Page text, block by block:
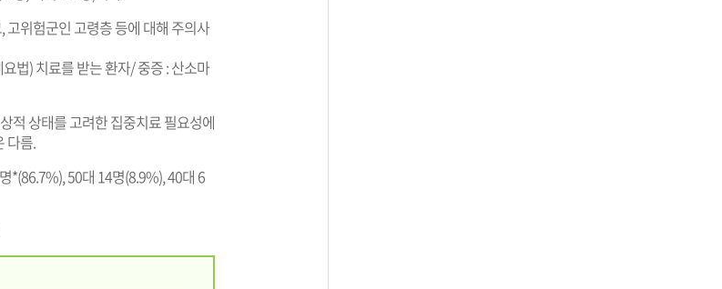
위험군인 고령층 등에 대해 주의사
법) 치료를 받는 환자/ 중증 : 산소마
적 상태를 고려한 집중치료 필요성에
다름.
*(86.7%), 50대 14명(8.9%), 40대 6